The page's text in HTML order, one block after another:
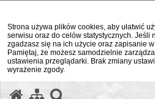
Strona używa plików cookies, aby ułatwić
serwisu oraz do celów statystycznych. Jeśli
zgadzasz się na ich użycie oraz zapisanie
Pamiętaj, że możesz samodzielnie
ustawienia przeglądarki. Brak zmiany
wyrażenie zgody.